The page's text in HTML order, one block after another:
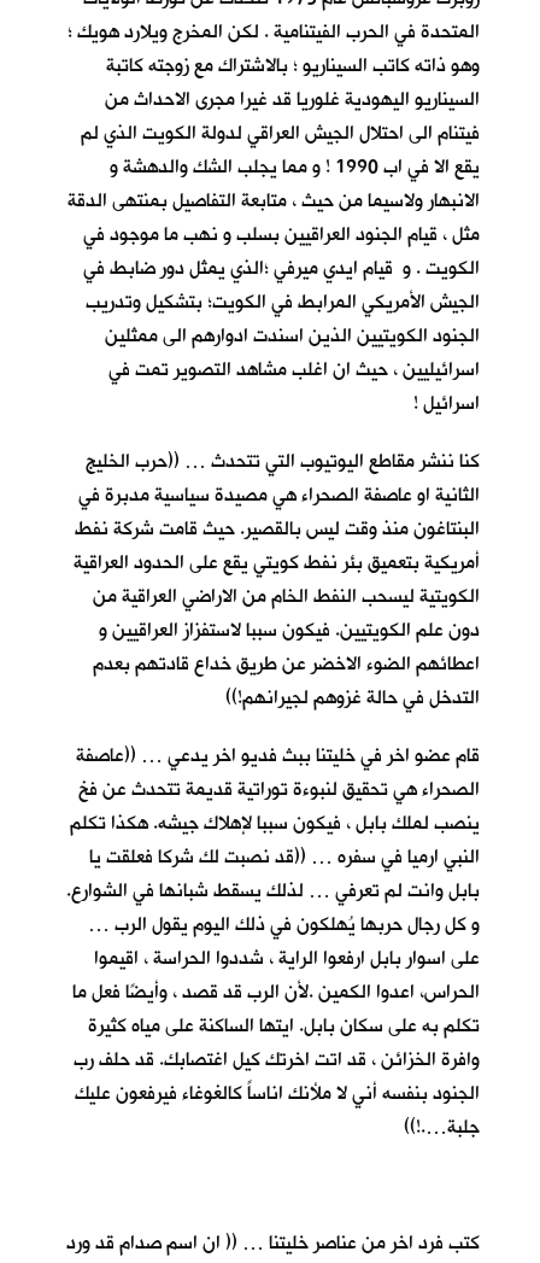
المتحدة في الحرب الفيتنامية . لكن المخرج ويلارد هويك ؛
وهو ذاته كاتب السيناريو ؛ بالاشتراك مع زوجته كاتبة
السيناريو اليهودية غلوريا قد غيرا مجرى الاحداث من
فيتنام الى احتلال الجيش العراقي لدولة الكويت الذي لم
يقع الا في اب 1990 ! و مما يجلب الشك والدهشة و
الانبهار ولاسيما من حيث ، متابعة التفاصيل بمنتهى الدقة
مثل ، قيام الجنود العراقيين بسلب و نهب ما موجود في
الكويت . و قيام ايدي ميرفي ؛الذي يمثل دور ضابط في
الجيش الأمريكي المرابط في الكويت؛ بتشكيل وتدريب
الجنود الكويتيين الذين اسندت ادوارهم الى ممثلين
اسرائيليين ، حيث ان اغلب مشاهد التصوير تمت في
اسرائيل !
كنا ننشر مقاطع اليوتيوب التي تتحدث … ((حرب الخليج
الثانية او عاصفة الصحراء هي مصيدة سياسية مدبرة في
البنتاغون منذ وقت ليس بالقصير. حيث قامت شركة نفط
أمريكية بتعميق بئر نفط كويتي يقع على الحدود العراقية
الكويتية ليسحب النفط الخام من الاراضي العراقية من
دون علم الكويتيين. فيكون سببا لاستفزاز العراقيين و
اعطائهم الضوء الاخضر عن طريق خداع قادتهم بعدم
التدخل في حالة غزوهم لجيرانهم!))
قام عضو اخر في خليتنا ببث فديو اخر يدعي … ((عاصفة
الصحراء هي تحقيق لنبوءة توراتية قديمة تتحدث عن فخ
ينصب لملك بابل ، فيكون سببا لإهلاك جيشه. هكذا تكلم
النبي ارميا في سفره … ((قد نصبت لك شركا فعلقت يا
بابل وانت لم تعرفي … لذلك يسقط شبانها في الشوارع.
و كل رجال حربها يُهلكون في ذلك اليوم يقول الرب …
على اسوار بابل ارفعوا الراية ، شددوا الحراسة ، اقيموا
الحراس، اعدوا الكمين .لأن الرب قد قصد ، وأيضًا فعل ما
تكلم به على سكان بابل. ايتها الساكنة على مياه كثيرة
وافرة الخزائن ، قد اتت اخرتك كيل اغتصابك. قد حلف رب
الجنود بنفسه أني لا ملأنك اناساً كالغوغاء فيرفعون عليك
جلبة….!))
كتب فرد اخر من عناصر خليتنا … (( ان اسم صدام قد ورد